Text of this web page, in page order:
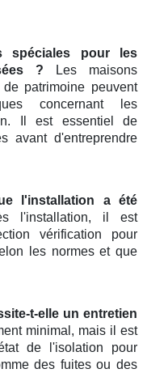
spéciales pour les
? Les maisons
patrimoine peuvent
concernant les
Il est essentiel de
avant d'entreprendre
l'installation a été
l'installation, il est
vérification pour
les normes et que
t-elle un entretien
minimal, mais il est
de l'isolation pour
des fuites ou des